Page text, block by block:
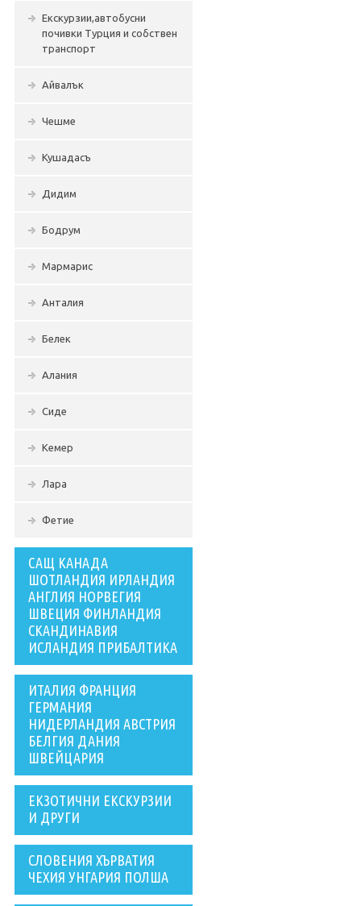
Екскурзии,автобусни
почивки Турция и собствен
транспорт
Айвалък
Чешме
Кушадасъ
Дидим
Бодрум
Мармарис
Анталия
Белек
Алания
Сиде
Кемер
Лара
Фетие
САЩ КАНАДА
ШОТЛАНДИЯ ИРЛАНДИЯ
АНГЛИЯ НОРВЕГИЯ
ШВЕЦИЯ ФИНЛАНДИЯ
СКАНДИНАВИЯ
ИСЛАНДИЯ ПРИБАЛТИКА
ИТАЛИЯ ФРАНЦИЯ
ГЕРМАНИЯ
НИДЕРЛАНДИЯ АВСТРИЯ
БЕЛГИЯ ДАНИЯ
ШВЕЙЦАРИЯ
ЕКЗОТИЧНИ ЕКСКУРЗИИ
И ДРУГИ
СЛОВЕНИЯ ХЪРВАТИЯ
ЧЕХИЯ УНГАРИЯ ПОЛША